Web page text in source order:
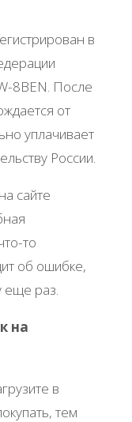
в
8BEN. После
от
уплачивает
России.
сайте
то
об ошибке,
еще раз.
на
в
тем